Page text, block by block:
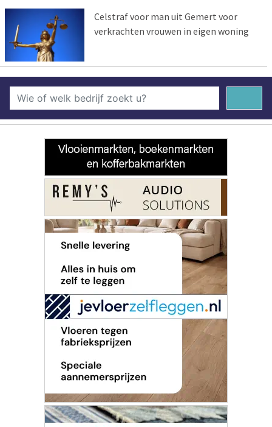
Celstraf voor man uit Gemert voor
verkrachten vrouwen in eigen woning